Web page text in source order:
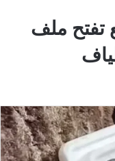
تفتح ملف